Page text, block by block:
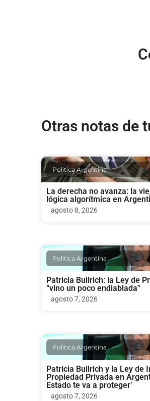
Otras notas de
Politica Argentina
La derecha no avanza: la
lógica algorítmica en
agosto 8, 2026
Politica Argentina
Patricia Bullrich: la Ley de
“vino un poco endiablada”
agosto 7, 2026
Politica Argentina
Patricia Bullrich y la Ley de
Propiedad Privada en
Estado te va a proteger’
agosto 7, 2026